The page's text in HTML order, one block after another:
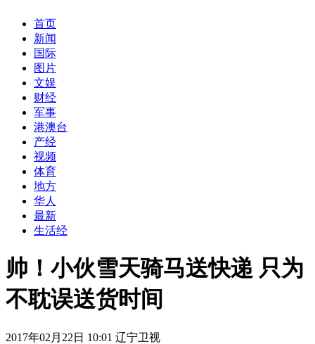
首页
新闻
国际
图片
文娱
财经
军事
港澳台
产经
视频
体育
地方
华人
最新
生活经
帅！小伙雪天骑马送快递 只为
不耽误送货时间
2017年02月22日 10:01 辽宁卫视